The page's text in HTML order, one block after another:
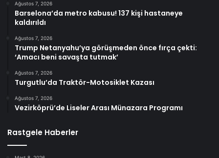
Ağustos 7, 2026
Barselona’da metro kabusu! 137 kişi hastaneye
kaldırıldı
Ağustos 7, 2026
Trump Netanyahu’ya görüşmeden önce fırça çekti:
‘Amacı beni savaşta tutmak’
Ağustos 7, 2026
Turgutlu’da Traktör-Motosiklet Kazası
Ağustos 7, 2026
Vezirköprü’de Liseler Arası Münazara Programı
Rastgele Haberler